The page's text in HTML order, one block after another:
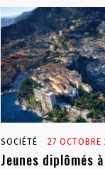
SOCIÉTÉ 27
Jeunes diplômés